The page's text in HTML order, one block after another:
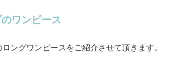
ワンピース
ングワンピースをご紹介させて頂きます。